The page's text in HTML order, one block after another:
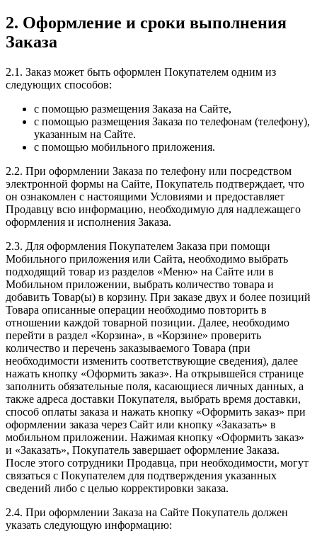
2. Оформление и сроки выполнения
Заказа
2.1. Заказ может быть оформлен Покупателем одним из
следующих способов:
с помощью размещения Заказа на Сайте,
с помощью размещения Заказа по телефонам (телефону),
указанным на Сайте.
c помощью мобильного приложения.
2.2. При оформлении Заказа по телефону или посредством
электронной формы на Сайте, Покупатель подтверждает, что
он ознакомлен с настоящими Условиями и предоставляет
Продавцу всю информацию, необходимую для надлежащего
оформления и исполнения Заказа.
2.3. Для оформления Покупателем Заказа при помощи
Мобильного приложения или Сайта, необходимо выбрать
подходящий товар из разделов «Меню» на Сайте или в
Мобильном приложении, выбрать количество товара и
добавить Товар(ы) в корзину. При заказе двух и более позиций
Товара описанные операции необходимо повторить в
отношении каждой товарной позиции. Далее, необходимо
перейти в раздел «Корзина», в «Корзине» проверить
количество и перечень заказываемого Товара (при
необходимости изменить соответствующие сведения), далее
нажать кнопку «Оформить заказ». На открывшейся странице
заполнить обязательные поля, касающиеся личных данных, а
также адреса доставки Покупателя, выбрать время доставки,
способ оплаты заказа и нажать кнопку «Оформить заказ» при
оформлении заказа через Сайт или кнопку «Заказать» в
мобильном приложении. Нажимая кнопку «Оформить заказ»
и «Заказать», Покупатель завершает оформление Заказа.
После этого сотрудники Продавца, при необходимости, могут
связаться с Покупателем для подтверждения указанных
сведений либо с целью корректировки заказа.
2.4. При оформлении Заказа на Сайте Покупатель должен
указать следующую информацию: